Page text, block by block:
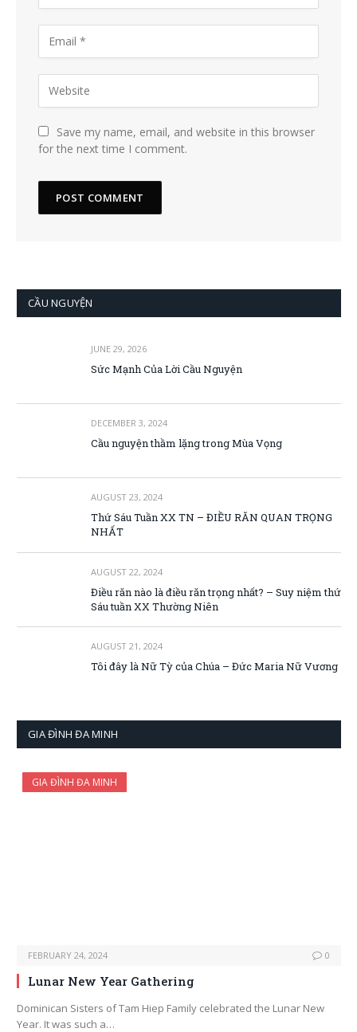
Save my name, email, and website in this browser
for the next time I comment.
CẦU NGUYỆN
JUNE 29, 2026
Sức Mạnh Của Lời Cầu Nguyện
DECEMBER 3, 2024
Cầu nguyện thầm lặng trong Mùa Vọng
AUGUST 23, 2024
Thứ Sáu Tuần XX TN – ĐIỀU RĂN QUAN TRỌNG
NHẤT
AUGUST 22, 2024
Điều răn nào là điều răn trọng nhất? – Suy niệm thứ
Sáu tuần XX Thường Niên
AUGUST 21, 2024
Tôi đây là Nữ Tỳ của Chúa – Đức Maria Nữ Vương
GIA ĐÌNH ĐA MINH
GIA ĐÌNH ĐA MINH
FEBRUARY 24, 2024 0
Lunar New Year Gathering
Dominican Sisters of Tam Hiep Family celebrated the Lunar New
Year. It was such a…